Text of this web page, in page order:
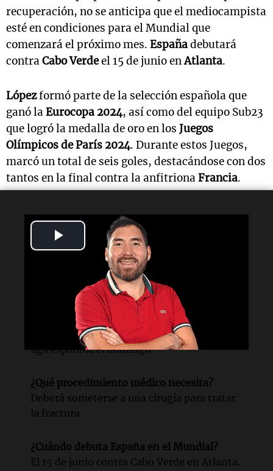
Video
recuperación, no se anticipa que el mediocampista
esté en condiciones para el Mundial que
comenzará el próximo mes. Españadebutará
contraCabo Verdeel 15 de junio enAtlanta.
Lópezformó parte de la selección española que
ganó laEurocopa 2024, así como del equipo Sub23
que logró la medalla de oro en los Juegos
Olímpicos de París 2024. Durante estos Juegos,
marcó un total de seis goles, destacándose con dos
tantos en la final contra la anfitrionaFrancia.
Lectura rápida
¿Qué le ocurrió a Fermín López?
Sufrió una fractura en el pie derecho que le
impedirá jugar en el Mundial.
¿Cuál es la causa de su lesión?
La lesión ocurrió durante un partido de la
liga española el domingo.
¿Qué procedimiento médico necesita?
Deberá someterse a una cirugía para tratar
la fractura.
¿Cuándo debuta España en el Mundial?
El 15 de junio contra Cabo Verde en Atlanta.